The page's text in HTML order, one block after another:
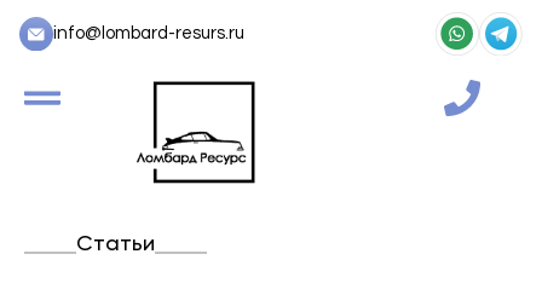
info@lombard-resurs.ru
Статьи